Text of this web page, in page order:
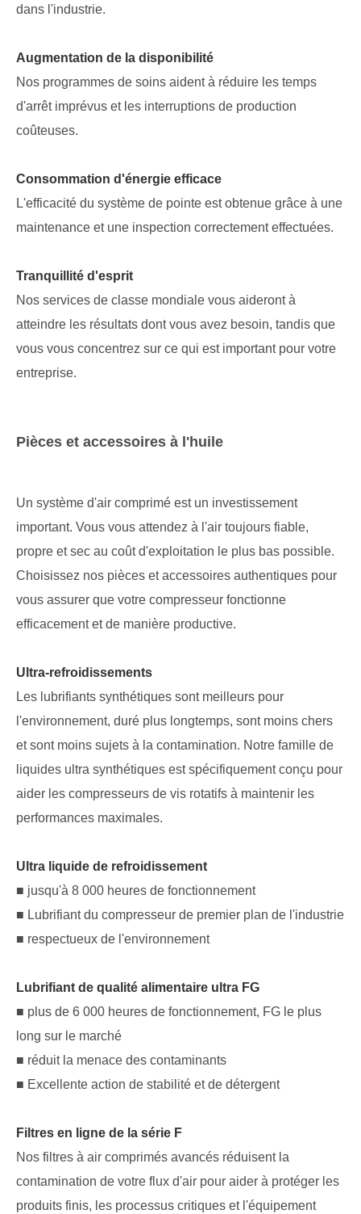
dans l'industrie.
Augmentation de la disponibilité
Nos programmes de soins aident à réduire les temps
d'arrêt imprévus et les interruptions de production
coûteuses.
Consommation d'énergie efficace
L'efficacité du système de pointe est obtenue grâce à une
maintenance et une inspection correctement effectuées.
Tranquillité d'esprit
Nos services de classe mondiale vous aideront à
atteindre les résultats dont vous avez besoin, tandis que
vous vous concentrez sur ce qui est important pour votre
entreprise.
Pièces et accessoires à l'huile
Un système d'air comprimé est un investissement
important. Vous vous attendez à l'air toujours fiable,
propre et sec au coût d'exploitation le plus bas possible.
Choisissez nos pièces et accessoires authentiques pour
vous assurer que votre compresseur fonctionne
efficacement et de manière productive.
Ultra-refroidissements
Les lubrifiants synthétiques sont meilleurs pour
l'environnement, duré plus longtemps, sont moins chers
et sont moins sujets à la contamination. Notre famille de
liquides ultra synthétiques est spécifiquement conçu pour
aider les compresseurs de vis rotatifs à maintenir les
performances maximales.
Ultra liquide de refroidissement
■ jusqu'à 8 000 heures de fonctionnement
■ Lubrifiant du compresseur de premier plan de l'industrie
■ respectueux de l'environnement
Lubrifiant de qualité alimentaire ultra FG
■ plus de 6 000 heures de fonctionnement, FG le plus
long sur le marché
■ réduit la menace des contaminants
■ Excellente action de stabilité et de détergent
Filtres en ligne de la série F
Nos filtres à air comprimés avancés réduisent la
contamination de votre flux d'air pour aider à protéger les
produits finis, les processus critiques et l'équipement